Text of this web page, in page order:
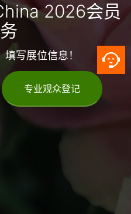
2026会员
填写展位信息！
专业观众登记